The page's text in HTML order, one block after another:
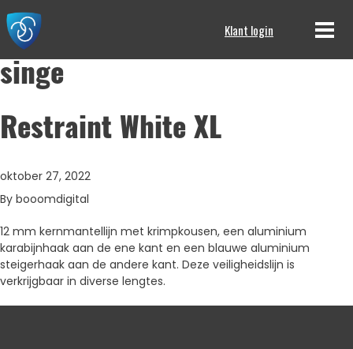
Klant login
singe
Restraint White XL
oktober 27, 2022
By booomdigital
12 mm kernmantellijn met krimpkousen, een aluminium
karabijnhaak aan de ene kant en een blauwe aluminium
steigerhaak aan de andere kant. Deze veiligheidslijn is
verkrijgbaar in diverse lengtes.